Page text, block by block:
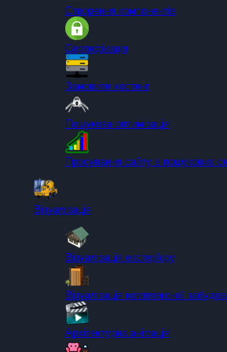
Створення компонентів
Сертифікація
Замовити хостинг
Пошукова оптимізація
Просування сайту в пошукових
Візуалізація
Візуалізація екстер'єру
Візуалізація комплексної
Архітектурна анімація